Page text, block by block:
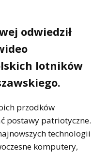
odwiedził
lotników
przodków
postawy patriotyczne.
technologii
komputery,